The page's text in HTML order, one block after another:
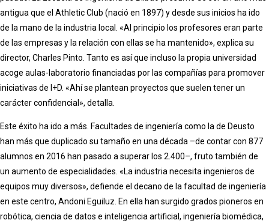
antigua que el Athletic Club (nació en 1897) y desde sus inicios ha ido
de la mano de la industria local. «Al principio los profesores eran parte
de las empresas y la relación con ellas se ha mantenido», explica su
director, Charles Pinto. Tanto es así que incluso la propia universidad
acoge aulas-laboratorio financiadas por las compañías para promover
iniciativas de I+D. «Ahí se plantean proyectos que suelen tener un
carácter confidencial», detalla.
Este éxito ha ido a más. Facultades de ingeniería como la de Deusto
han más que duplicado su tamaño en una década –de contar con 877
alumnos en 2016 han pasado a superar los 2.400–, fruto también de
un aumento de especialidades. «La industria necesita ingenieros de
equipos muy diversos», defiende el decano de la facultad de ingeniería
en este centro, Andoni Eguiluz. En ella han surgido grados pioneros en
robótica, ciencia de datos e inteligencia artificial, ingeniería biomédica,